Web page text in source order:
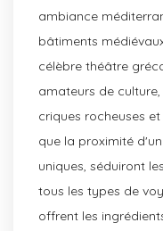
ambiance
bâtiments
célèbre théâtre
amateurs de
criques rocheuses
que la proximité
uniques, séduiront
tous les types de
offrent les